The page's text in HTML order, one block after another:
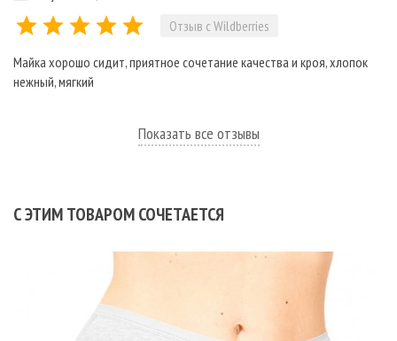
Отзыв с Wildberries
Майка хорошо сидит, приятное сочетание качества и кроя, хлопок
нежный, мягкий
Показать все отзывы
С ЭТИМ ТОВАРОМ СОЧЕТАЕТСЯ